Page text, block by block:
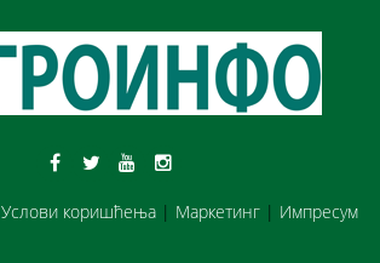
Услови коришћења | Маркетинг | Импресум